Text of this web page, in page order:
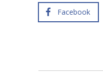
Facebook